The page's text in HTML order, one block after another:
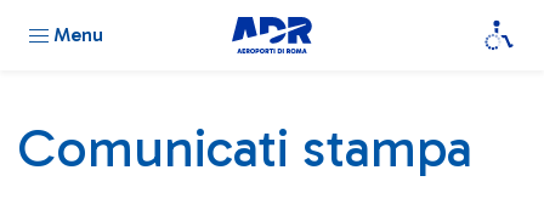
Menu
Comunicati stampa